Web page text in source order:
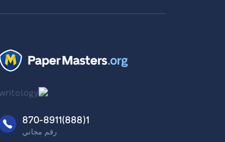
1(888)870-8911
رقم مجاني